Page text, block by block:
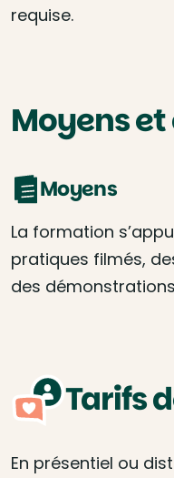
requise.
Moyens
Moyens
La formation
pratiques filmés,
des
Tarifs
En présentiel ou